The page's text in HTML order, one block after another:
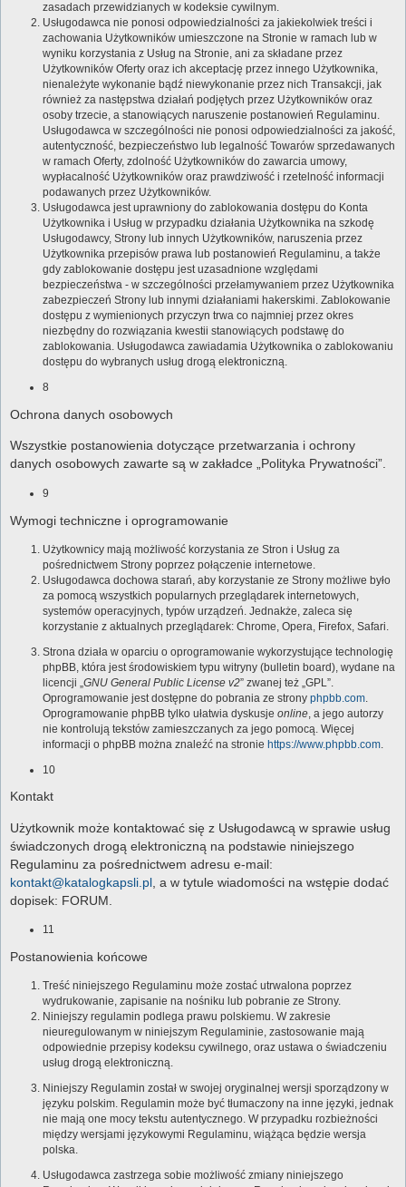
zasadach przewidzianych w kodeksie cywilnym.
Usługodawca nie ponosi odpowiedzialności za jakiekolwiek treści i
zachowania Użytkowników umieszczone na Stronie w ramach lub w
wyniku korzystania z Usług na Stronie, ani za składane przez
Użytkowników Oferty oraz ich akceptację przez innego Użytkownika,
nienależyte wykonanie bądź niewykonanie przez nich Transakcji, jak
również za następstwa działań podjętych przez Użytkowników oraz
osoby trzecie, a stanowiących naruszenie postanowień Regulaminu.
Usługodawca w szczególności nie ponosi odpowiedzialności za jakość,
autentyczność, bezpieczeństwo lub legalność Towarów sprzedawanych
w ramach Oferty, zdolność Użytkowników do zawarcia umowy,
wypłacalność Użytkowników oraz prawdziwość i rzetelność informacji
podawanych przez Użytkowników.
Usługodawca jest uprawniony do zablokowania dostępu do Konta
Użytkownika i Usług w przypadku działania Użytkownika na szkodę
Usługodawcy, Strony lub innych Użytkowników, naruszenia przez
Użytkownika przepisów prawa lub postanowień Regulaminu, a także
gdy zablokowanie dostępu jest uzasadnione względami
bezpieczeństwa - w szczególności przełamywaniem przez Użytkownika
zabezpieczeń Strony lub innymi działaniami hakerskimi. Zablokowanie
dostępu z wymienionych przyczyn trwa co najmniej przez okres
niezbędny do rozwiązania kwestii stanowiących podstawę do
zablokowania. Usługodawca zawiadamia Użytkownika o zablokowaniu
dostępu do wybranych usług drogą elektroniczną.
8
Ochrona danych osobowych
Wszystkie postanowienia dotyczące przetwarzania i ochrony
danych osobowych zawarte są w zakładce „Polityka Prywatności”.
9
Wymogi techniczne i oprogramowanie
Użytkownicy mają możliwość korzystania ze Stron i Usług za
pośrednictwem Strony poprzez połączenie internetowe.
Usługodawca dochowa starań, aby korzystanie ze Strony możliwe było
za pomocą wszystkich popularnych przeglądarek internetowych,
systemów operacyjnych, typów urządzeń. Jednakże, zaleca się
korzystanie z aktualnych przeglądarek: Chrome, Opera, Firefox, Safari.
Strona działa w oparciu o oprogramowanie wykorzystujące technologię
phpBB, która jest środowiskiem typu witryny (bulletin board), wydane na
licencji „ GNU General Public License v2” zwanej też „GPL”.
Oprogramowanie jest dostępne do pobrania ze strony phpbb.com
Oprogramowanie phpBB tylko ułatwia dyskusje online , a jego autorzy
nie kontrolują tekstów zamieszczanych za jego pomocą. Więcej
informacji o phpBB można znaleźć na stronie https://www.phpbb.com
10
Kontakt
Użytkownik może kontaktować się z Usługodawcą w sprawie usług
świadczonych drogą elektroniczną na podstawie niniejszego
Regulaminu za pośrednictwem adresu e-mail:
kontakt@katalogkapsli.pl , a w tytule wiadomości na wstępie dodać
dopisek: FORUM.
11
Postanowienia końcowe
Treść niniejszego Regulaminu może zostać utrwalona poprzez
wydrukowanie, zapisanie na nośniku lub pobranie ze Strony.
Niniejszy regulamin podlega prawu polskiemu. W zakresie
nieuregulowanym w niniejszym Regulaminie, zastosowanie mają
odpowiednie przepisy kodeksu cywilnego, oraz ustawa o świadczeniu
usług drogą elektroniczną.
Niniejszy Regulamin został w swojej oryginalnej wersji sporządzony w
języku polskim. Regulamin może być tłumaczony na inne języki, jednak
nie mają one mocy tekstu autentycznego. W przypadku rozbieżności
między wersjami językowymi Regulaminu, wiążąca będzie wersja
polska.
Usługodawca zastrzega sobie możliwość zmiany niniejszego